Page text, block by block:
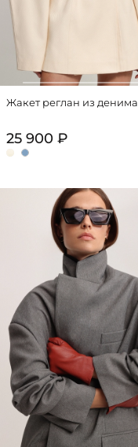
Жакет реглан из денима
25 900 ₽